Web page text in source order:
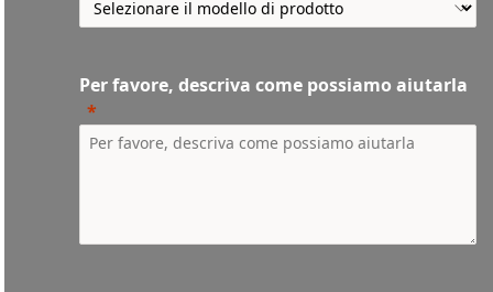
Per favore, descriva come possiamo aiutarla